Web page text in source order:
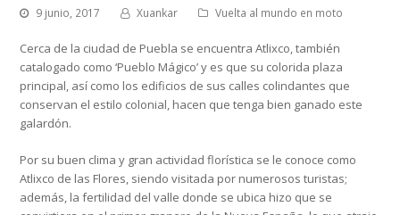
9 junio, 2017 Xuankar Vuelta al mundo en moto
Cerca de la ciudad de Puebla se encuentra Atlixco, también
catalogado como ‘Pueblo Mágico’ y es que su colorida plaza
principal, así como los edificios de sus calles colindantes que
conservan el estilo colonial, hacen que tenga bien ganado este
galardón.
Por su buen clima y gran actividad florística se le conoce como
Atlixco de las Flores, siendo visitada por numerosos turistas;
además, la fertilidad del valle donde se ubica hizo que se